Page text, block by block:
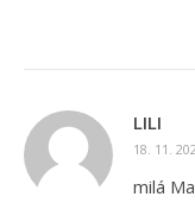
LILI
18. 11.
milá